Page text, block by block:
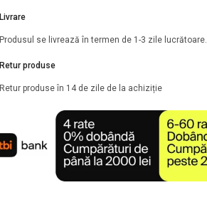
Livrare
Produsul se livrează în termen de 1-3 zile lucrătoare.
Retur produse
Retur produse în 14 de zile de la achiziție